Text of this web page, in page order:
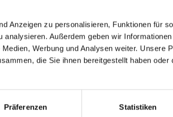
Anzeigen zu personalisieren, Funktionen für
analysieren. Außerdem geben wir
Werbung und Analysen weiter. Unsere
die Sie ihnen bereitgestellt haben
Präferenzen Statistiken
Skalierbarkeit unserer
Rechenzentren und bei